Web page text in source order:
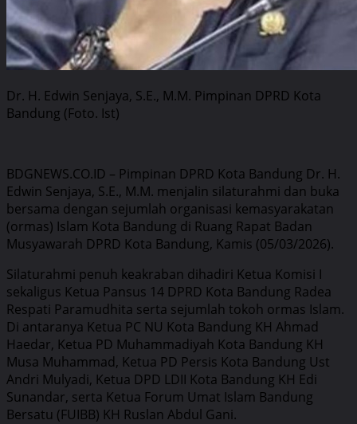
Dr. H. Edwin Senjaya, S.E., M.M. Pimpinan DPRD Kota
Bandung (Foto. Ist)
BDGNEWS.CO.ID – Pimpinan DPRD Kota Bandung Dr. H.
Edwin Senjaya, S.E., M.M. menjalin silaturahmi dan buka
bersama dengan sejumlah organisasi kemasyarakatan
(ormas) Islam Kota Bandung di Ruang Rapat Badan
Musyawarah DPRD Kota Bandung, Kamis (05/03/2026).
Silaturahmi penuh keakraban dihadiri Ketua Komisi I
sekaligus Ketua Pansus 14 DPRD Kota Bandung Radea
Respati Paramudhita serta sejumlah tokoh ormas Islam.
Di antaranya Ketua PC NU Kota Bandung KH Ahmad
Haedar, Ketua PD Muhammadiyah Kota Bandung KH
Musa Muhammad, Ketua PD Persis Kota Bandung Ust
Andri Mulyadi, Ketua DPD LDII Kota Bandung KH Edi
Sunandar, serta Ketua Forum Umat Islam Bandung
Bersatu (FUIBB) KH Ruslan Abdul Gani.